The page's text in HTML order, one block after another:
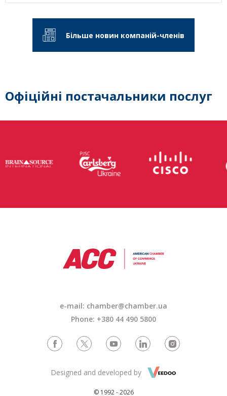
Більше новин компаній-членів
Офіційні постачальники послуг
e-mail: chamber@chamber.ua
Phone: +380 44 490 5800
© 1992 - 2026
Designed and developed by